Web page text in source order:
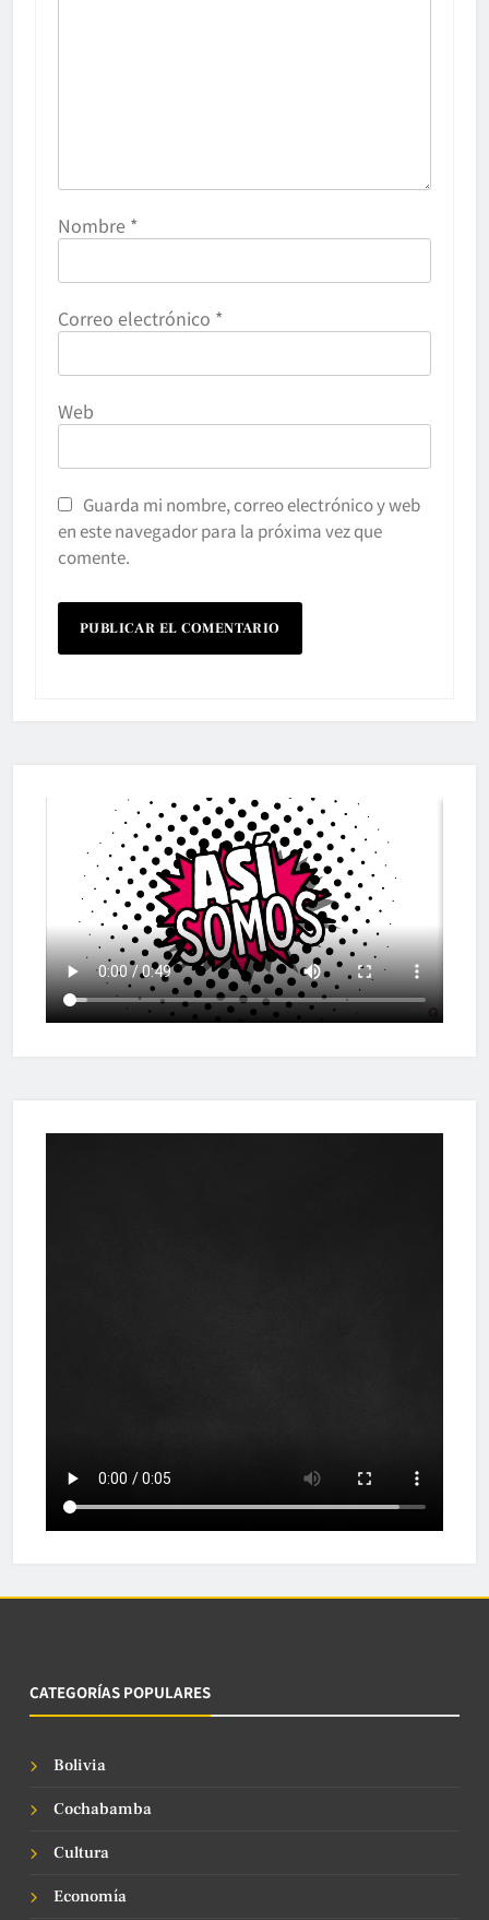
Nombre *
Correo electrónico *
Web
Guarda mi nombre, correo electrónico y web
en este navegador para la próxima vez que
comente.
CATEGORÍAS POPULARES
Bolivia
Cochabamba
Cultura
Economía